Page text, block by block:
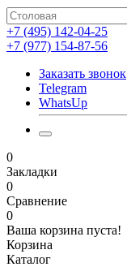
+7 (495) 142-04-25
+7 (977) 154-87-56
Заказать звонок
Telegram
WhatsUp
0
Закладки
0
Сравнение
0
Ваша корзина пуста!
Корзина
Каталог